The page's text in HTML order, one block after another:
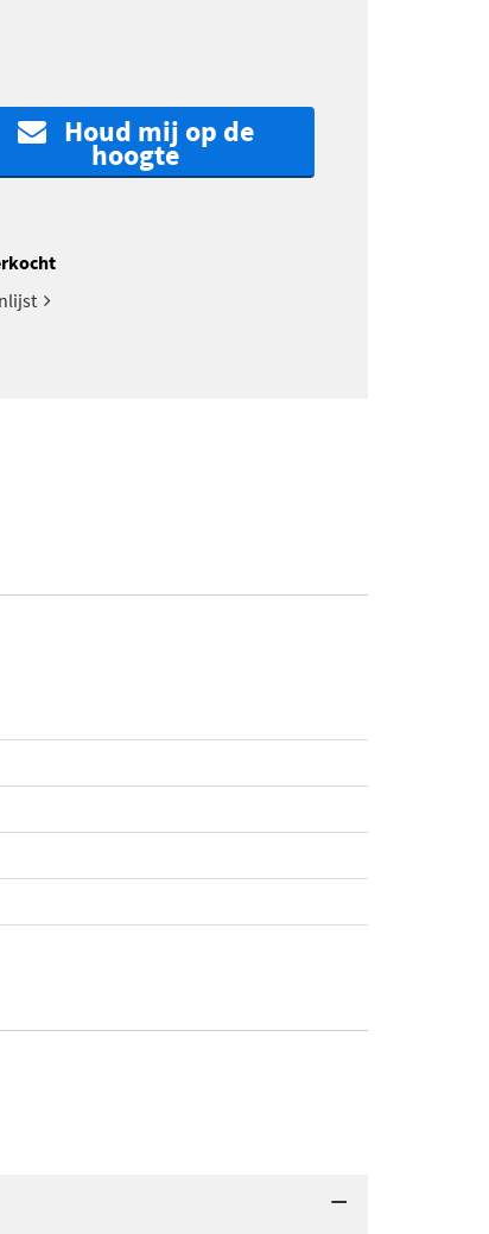
Houd mij op de
hoogte